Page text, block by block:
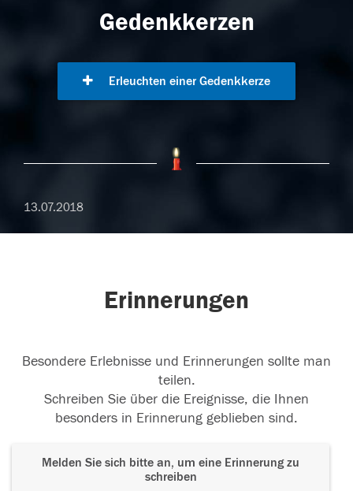
Gedenkkerzen
Erleuchten einer Gedenkkerze
13.07.2018
Erinnerungen
Besondere Erlebnisse und Erinnerungen sollte man
teilen.
Schreiben Sie über die Ereignisse, die Ihnen
besonders in Erinnerung geblieben sind.
Melden Sie sich bitte an, um eine Erinnerung zu
schreiben